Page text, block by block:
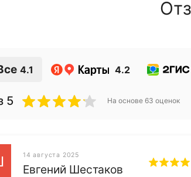
4.1 4.2
5 На основе 63 оценок
14 августа 2025
Евгений Шестаков